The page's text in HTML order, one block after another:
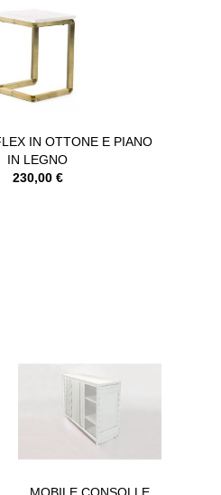
IN OTTONE E PIANO
IN LEGNO
230,00 €
direttamente alla navigazione